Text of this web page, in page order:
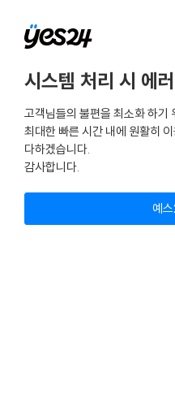
시스템 처리 시 에
고객님들의 불편을 최소화 하기
최대한 빠른 시간 내에 원활히
다하겠습니다.
감사합니다.
예